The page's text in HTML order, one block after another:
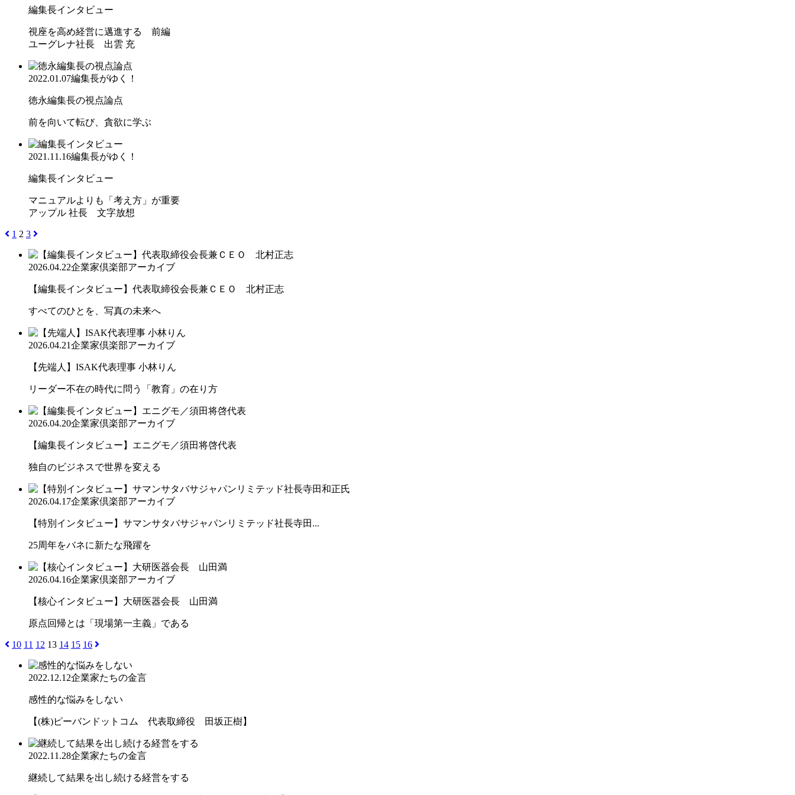
編集長インタビュー
視座を高め経営に邁進する 前編
ユーグレナ社長 出雲 充
2022.01.07編集長がゆく！
徳永編集長の視点論点
前を向いて転び、貪欲に学ぶ
2021.11.16編集長がゆく！
編集長インタビュー
マニュアルよりも「考え方」が重要
アップル 社長 文字放想
1 2 3
2026.04.22企業家倶楽部アーカイブ
【編集長インタビュー】代表取締役会長兼ＣＥＯ 北村正志
すべてのひとを、写真の未来へ
2026.04.21企業家倶楽部アーカイブ
【先端人】ISAK代表理事 小林りん
リーダー不在の時代に問う「教育」の在り方
2026.04.20企業家倶楽部アーカイブ
【編集長インタビュー】エニグモ／須田将啓代表
独自のビジネスで世界を変える
2026.04.17企業家倶楽部アーカイブ
【特別インタビュー】サマンサタバサジャパンリミテッド社長寺田...
25周年をバネに新たな飛躍を
2026.04.16企業家倶楽部アーカイブ
【核心インタビュー】大研医器会長 山田満
原点回帰とは「現場第一主義」である
10 11 12 13 14 15 16
2022.12.12企業家たちの金言
感性的な悩みをしない
【(株)ピーバンドットコム 代表取締役 田坂正樹】
2022.11.28企業家たちの金言
継続して結果を出し続ける経営をする